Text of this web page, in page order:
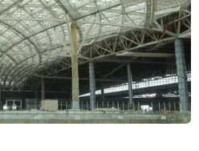
XÃ VIỆT NAM
DUẨN
THỊ TÁM, KHÚC THANH